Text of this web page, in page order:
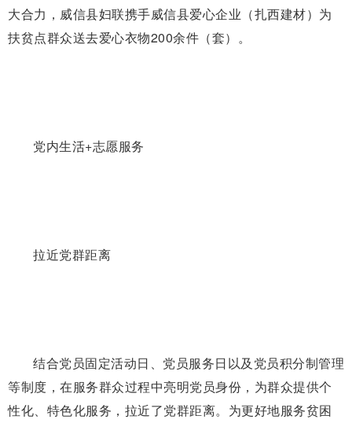
大合力，威信县妇联携手威信县爱心企业（扎西建材）为
扶贫点群众送去爱心衣物200余件（套）。
党内生活+志愿服务
拉近党群距离
结合党员固定活动日、党员服务日以及党员积分制管理
等制度，在服务群众过程中亮明党员身份，为群众提供个
性化、特色化服务，拉近了党群距离。为更好地服务贫困